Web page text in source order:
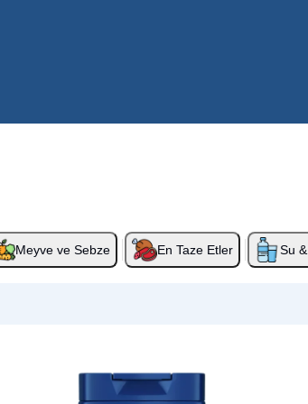
Meyve ve Sebze En Taze Etler Su